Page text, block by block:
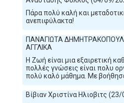
Πάρα πολύ καλή και
ανεπιφύλακτα!
ΠΑΝΑΓΙΩΤΑ
ΑΓΓΛΙΚΑ
Η Ζωή είναι μια εξαιρετική
πολλές γνώσεις είναι πολυ
πολύ καλό μάθημα. Με
Βίβιαν Χριστίνα Ηλιοβιτς